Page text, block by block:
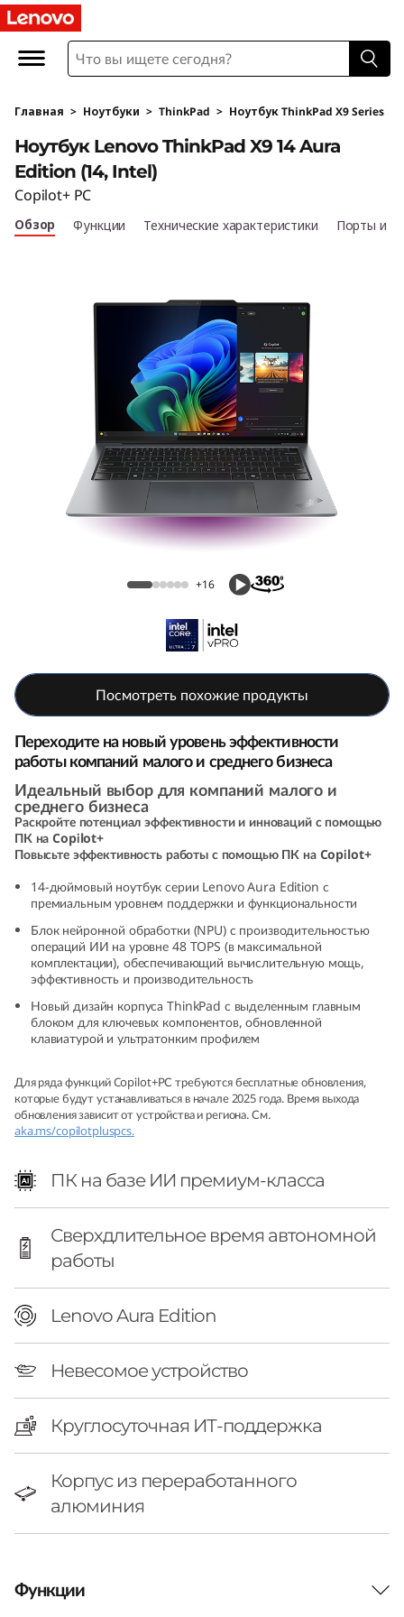
T
h
n
k
P
d
o
n
e
Главная > Ноутбуки > ThinkPad > Ноутбук ThinkPad X9 Series
Ноутбук Lenovo ThinkPad X9 14 Aura
Ноутбук Lenovo ThinkPad X9 14 Aura
Edition (14, Intel)
Copilot+ PC
Обзор Функции Технические характеристики Порты и
+16
Посмотреть похожие продукты
Переходите на новый уровень эффективности
работы компаний малого и среднего бизнеса
Идеальный выбор для компаний малого и
среднего бизнеса
Раскройте потенциал эффективности и инноваций с помощью
ПК на Copilot+
Повысьте эффективность работы с помощью ПК на Copilot+
14-дюймовый ноутбук серии Lenovo Aura Edition с
премиальным уровнем поддержки и функциональности
Блок нейронной обработки (NPU) с производительностью
операций ИИ на уровне 48 TOPS (в максимальной
комплектации), обеспечивающий вычислительную мощь,
эффективность и производительность
Новый дизайн корпуса ThinkPad с выделенным главным
блоком для ключевых компонентов, обновленной
клавиатурой и ультратонким профилем
Для ряда функций Copilot+РС требуются бесплатные обновления,
которые будут устанавливаться в начале 2025 года. Время выхода
обновления зависит от устройства и региона. См.
aka.ms/copilotpluspcs.
ПК на базе ИИ премиум-класса
Сверхдлительное время автономной
работы
Lenovo Aura Edition
Невесомое устройство
Круглосуточная ИТ-поддержка
Корпус из переработанного
алюминия
Функции